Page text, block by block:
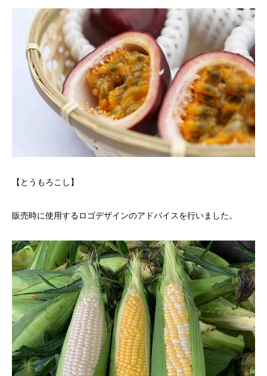
【とうもろこし】
販売時に使用するロゴデザインのアドバイスを行いました。